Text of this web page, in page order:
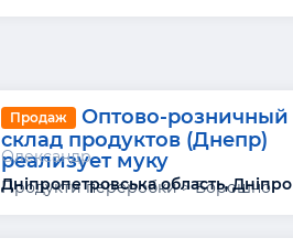
Продаж
Оптово-розничный
склад продуктов (Днепр)
реализует муку
Продукти переробки > Борошно
Олександр
Дніпропетровська область, Дніпро